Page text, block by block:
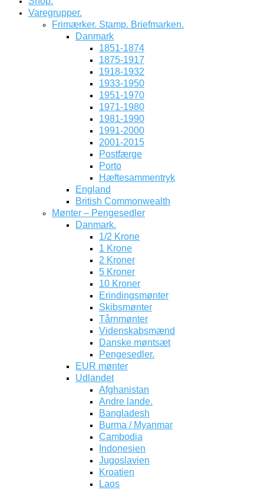
Varegrupper.
Frimærker. Stamp. Briefmarken.
Danmark
1851-1874
1875-1917
1918-1932
1933-1950
1951-1970
1971-1980
1981-1990
1991-2000
2001-2015
Postfærge
Porto
Hæftesammentryk
England
British Commonwealth
Mønter – Pengesedler
Danmark.
1/2 Krone
1 Krone
2 Kroner
5 Kroner
10 Kroner
Erindingsmønter
Skibsmønter
Tårnmønter
Videnskabsmænd
Danske møntsæt
Pengesedler.
EUR mønter
Udlandet
Afghanistan
Andre lande.
Bangladesh
Burma / Myanmar
Cambodia
Indonesien
Jugoslavien
Kroatien
Laos